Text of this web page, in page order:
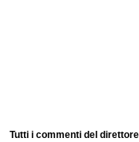
Tutti i commenti del direttore